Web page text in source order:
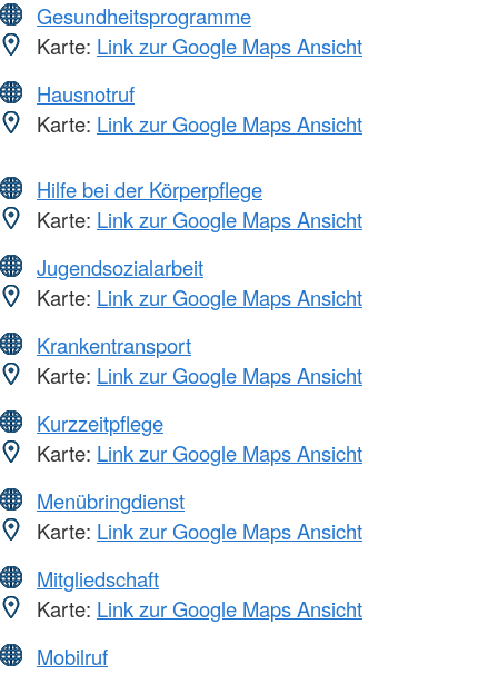
Gesundheitsprogramme
Karte: Link zur Google Maps Ansicht
Hausnotruf
Karte: Link zur Google Maps Ansicht
Hilfe bei der Körperpflege
Karte: Link zur Google Maps Ansicht
Jugendsozialarbeit
Karte: Link zur Google Maps Ansicht
Krankentransport
Karte: Link zur Google Maps Ansicht
Kurzzeitpflege
Karte: Link zur Google Maps Ansicht
Menübringdienst
Karte: Link zur Google Maps Ansicht
Mitgliedschaft
Karte: Link zur Google Maps Ansicht
Mobilruf